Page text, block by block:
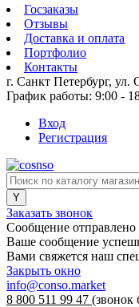
Госзаказы
Отзывы
Доставка и оплата
Портфолио
Контакты
г. Санкт Петербург, ул.
График работы: 9:00 -
Вход
Регистрация
Заказать звонок
Сообщение отправлено
Ваше сообщение
Вами свяжется наш
Закрыть окно
info@conso.market
8 800 511 99 47 (звонок